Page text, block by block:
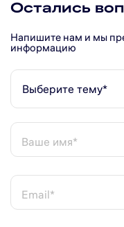
Остались
Напишите нам и мы
информацию
Выберите тему*
Ваше имя*
Email*